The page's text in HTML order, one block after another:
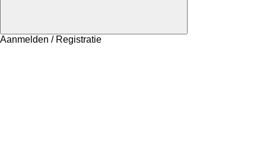
Aanmelden / Registratie